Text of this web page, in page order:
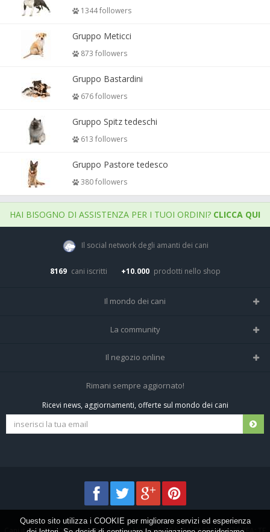
1344 followers
Gruppo Meticci
873 followers
Gruppo Bastardini
676 followers
Gruppo Spitz tedeschi
613 followers
Gruppo Pastore tedesco
380 followers
HAI BISOGNO DI ASSISTENZA PER I TUOI ORDINI? CLICCA QUI
Il social network degli amanti dei cani
8169 cani iscritti +10.000 prodotti nello shop
Il mondo dei cani
Tutte le razze
La community
Home
Tutti i cani iscritti
Il negozio online
Negozio per cani
Spedizioni e resi
Rimani sempre aggiornato!
Ricevi news, aggiornamenti, offerte sul mondo dei cani
Questo sito utilizza i COOKIE per migliorare servizi ed esperienza